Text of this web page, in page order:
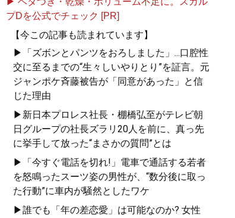
プDを公式でチェック [PR]
【今この記事も読まれています】
▶「ズボンとパンツをおろしました」...口腔性
交に至るまでの“生々しいやりとり”を証言。元
ジャンポケ斉藤被告が「同意があった」と信
じた理由
▶新日本プロレス社長・棚橋弘至がテレビ朝
日グループの社長ズラリ20人を前に、真っ先
に挙手して放った“まさかの質問”とは
▶「今すぐ電話を切れ!」電車で通話する若者
を怒鳴ったスーツ姿の男性が、“数分後に取っ
た行動”に車内が騒然としたワケ
▶誰でも「年の差恋愛」は可能なのか? 女性